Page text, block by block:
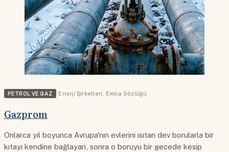
PETROL VE GAZ Enerji Şirketleri Emtia Sözlüğü
Gazprom
Onlarca yıl boyunca Avrupa'nın evlerini ısıtan dev borularla bir
kıtayı kendine bağlayan, sonra o boruyu bir gecede kesip